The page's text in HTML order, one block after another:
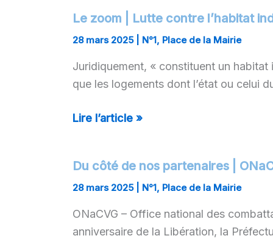
:
Le zoom | Lutte contre l’habitat
28 mars 2025 N°1, Place de la Mairie
Juridiquement, « constituent un
que les logements dont l’état ou celui
Le
zoom
contre
l’habitat
:
rôle
Lire l’article »
Du côté de nos partenaires |
28 mars 2025 N°1, Place de la Mairie
ONaCVG – Office national des
anniversaire de la Libération, la
Du
côté
nos
partenaires